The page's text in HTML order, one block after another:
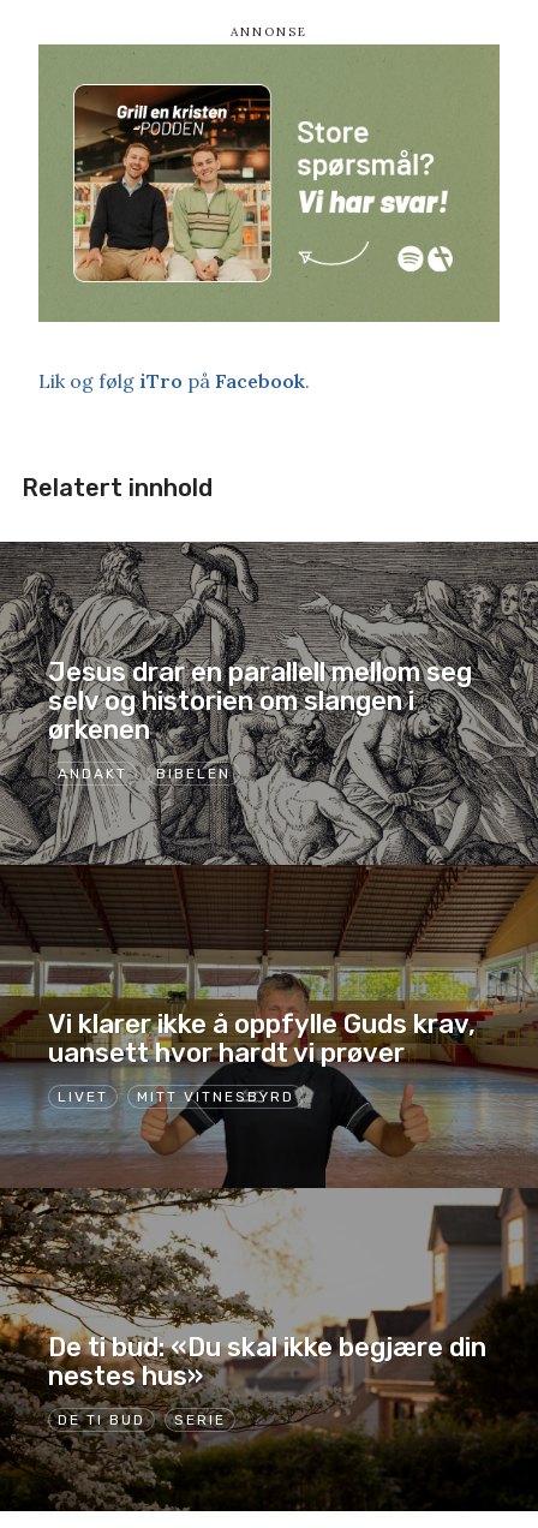
Lik og følg iTro på Facebook.
Relatert innhold
ANDAKT BIBELEN
Jesus drar en parallell mellom seg
selv og historien om slangen i
ørkenen
LIVET MITT VITNESBYRD
Vi klarer ikke å oppfylle Guds krav,
uansett hvor hardt vi prøver
DE TI BUD SERIE
De ti bud: «Du skal ikke begjære din
nestes hus»